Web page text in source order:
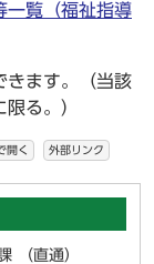
一覧（福祉指導
きます。（当該
る。）
開く 外部リンク
（直通）